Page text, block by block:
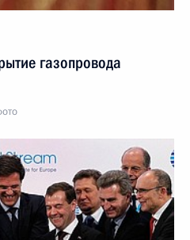
газопровода